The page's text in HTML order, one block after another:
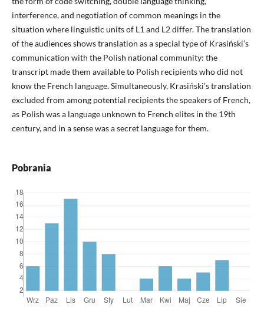
interference, and negotiation of common meanings in the
situation where linguistic units of L1 and L2 differ. The translation
of the audiences shows translation as a special type of Krasiński’s
communication with the Polish national community: the
transcript made them available to Polish recipients who did not
know the French language. Simultaneously, Krasiński’s translation
excluded from among potential recipients the speakers of French,
as Polish was a language unknown to French elites in the 19th
century, and in a sense was a secret language for them.
Pobrania